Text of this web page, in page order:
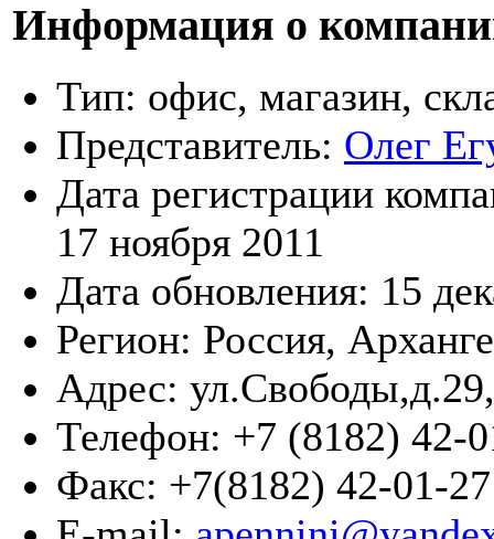
Информация о
Тип: офис, магазин,
Представитель: Олег
Дата регистрации
17 ноября 2011
Дата обновления: 15
Регион: Россия,
Адрес:
Телефон: +7 (8182) 42-
Факс: +7(8182) 42-01-27